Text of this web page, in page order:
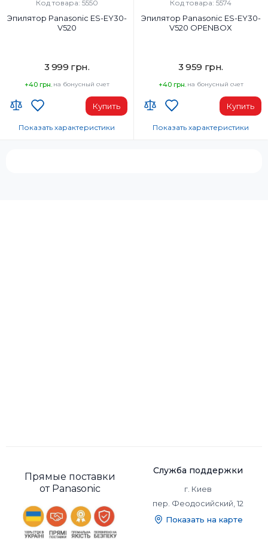
Светодиодная подсветка:
Светодиодная подсветка:
Код товара: 5550
Эпилятор Panasonic ES-EY30-
V520
3 999 грн.
+40 грн. на бонусный счет
Купить
Показать характеристики
Код товара: 5574
Эпилятор Panasonic ES-EY30-
V520 OPENBOX
3 959 грн.
+40 грн. на бонусный счет
Купить
Показать характеристики
Прямые поставки
от Panasonic
Служба поддержки
г. Киев
пер. Феодосийский, 12
Показать на карте